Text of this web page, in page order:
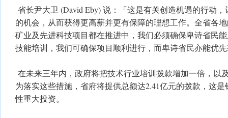
省长尹大卫 (David Eby) 说：「这是有关创造机遇的行动
的机会，从而获得更高薪并更有保障的理想工作。全省各
矿业及先进科技项目都在推进中，我们必须确保卑诗省民
技能培训，我们可确保项目顺利进行，而卑诗省民亦能优
在未来三年内，政府将把技术行业培训拨款增加一倍，以
为落实这些措施，省府将提供总额达2.41亿元的拨款，这
性重大投资。